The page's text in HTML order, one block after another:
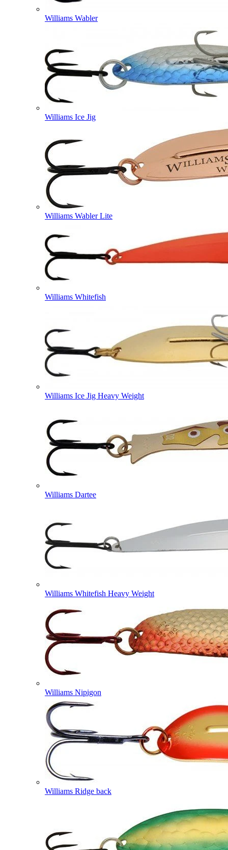
Williams Wabler
Williams Ice Jig
Williams Wabler Lite
Williams Whitefish
Williams Ice Jig Heavy Weight
Williams Dartee
Williams Whitefish Heavy Weight
Williams Nipigon
Williams Ridge back